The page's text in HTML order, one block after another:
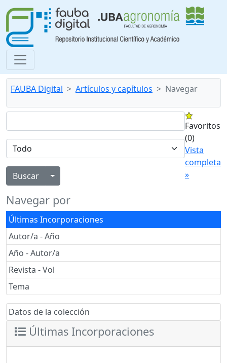
FAUBA Digital Artículos y capítulos Navegar
Alternar menú desplegable
Favoritos
(0)
Vista
completa
»
Navegar por
Últimas Incorporaciones
Autor/a - Año
Año - Autor/a
Revista - Vol
Tema
Datos de la colección
Últimas Incorporaciones